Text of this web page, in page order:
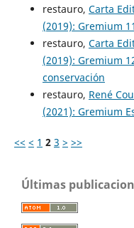
restauro, Carta
(2019): Gremium
restauro, Carta
(2019): Gremium
conservación
restauro, René
(2021): Gremium
<< < 1 2 3 > >>
Últimas